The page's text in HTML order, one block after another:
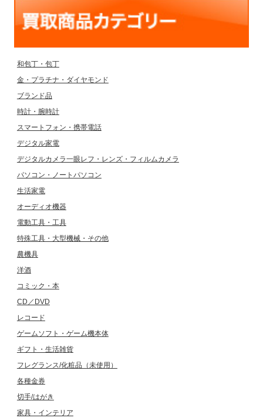
和包丁・包丁
金・プラチナ・ダイヤモンド
ブランド品
時計・腕時計
スマートフォン・携帯電話
デジタル家電
デジタルカメラ一眼レフ・レンズ・フィルムカメラ
パソコン・ノートパソコン
生活家電
オーディオ機器
電動工具・工具
特殊工具・大型機械・その他
農機具
洋酒
コミック・本
CD／DVD
レコード
ゲームソフト・ゲーム機本体
ギフト・生活雑貨
フレグランス/化粧品（未使用）
各種金券
切手/はがき
家具・インテリア